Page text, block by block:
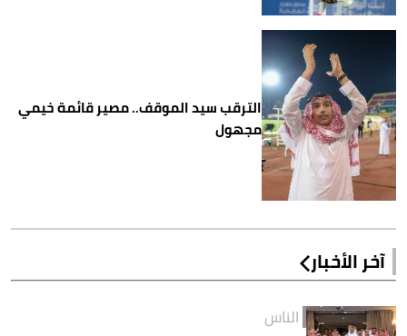
الترقب سيد الموقف.. مصير قائمة خيمي
مجهول
آخر الأخبار
الناس